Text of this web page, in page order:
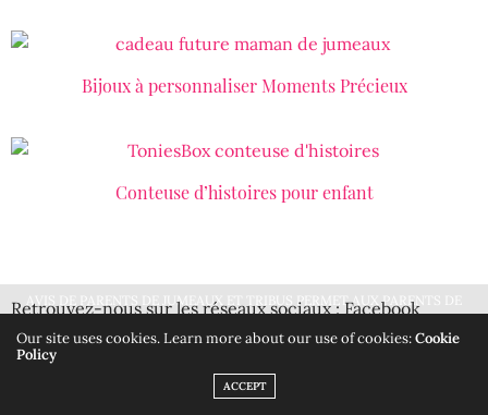
LIRE LA SUITE
Bijoux à personnaliser Moments Précieux
LIRE LA SUITE
Conteuse d’histoires pour enfant
Retrouvez-nous sur les réseaux sociaux : Facebook
Jumeauxandco, le groupe Les Jumeaux & Co,Instagram
@jumeauxandco
AVIS DE PARENTS DE JUMEAUX ET TRIBUS PERMET AUX PARENTS DE
BÉNÉFICIER D'AVIS OBJECTIFS DE PARENTS, DE TESTS SUR DES PRODUITS
LEUR FACILITANT LE QUOTIDIEN. POUSSETTE DOUBLE, ÉQUIPEMENT
JUMEAUX, ACCESSOIRES MALINS.
Our site uses cookies. Learn more about our use of cookies:Cookie
Policy
ACCEPT